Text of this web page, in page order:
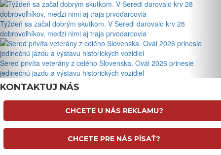
Týždeň sa začal dobrým skutkom. V Seredi darovalo krv 28
dobrovoľníkov, medzi nimi aj traja prvodarcovia
Sereď privíta veterány z celého Slovenska. Ovál 2026 prinesie
jedinečnú jazdu a výstavu historických vozidiel
KONTAKTUJ NÁS
CHCETE U NÁS REKLAMU?
CHCETE PRE NÁS PÍSAŤ?